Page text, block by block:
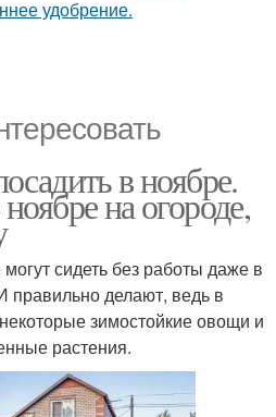
в ноябре.
на огороде,
сидеть без работы даже в
правильно делают, ведь в
зимостойкие овощи и
растения.